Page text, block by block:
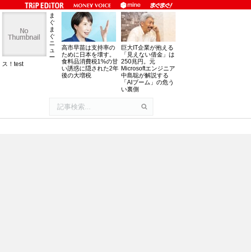
ま
ぐ
ま
ぐ
ニ
ュ
ー
ス！test
高市早苗は支持率の
ために日本を壊す。
食料品消費税1%の甘
い誘惑に隠された2年
後の大増税
巨大IT企業が抱える
「見えない借金」は
250兆円。元
Microsoftエンジニア
中島聡が解説する
「AIブーム」の危う
い裏側